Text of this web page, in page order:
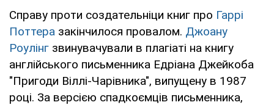
Справу проти создательніци книг про Гаррі
Поттера закінчилося провалом. Джоану
Роулінг звинувачували в плагіаті на книгу
англійського письменника Едріана Джейкоба
"Пригоди Віллі-Чарівника", випущену в 1987
році. За версією спадкоємців письменника,